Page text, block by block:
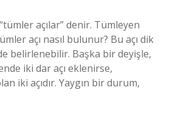
açılar” denir. Tümleyen
açı nasıl bulunur? Bu açı dik
belirlenebilir. Başka bir deyişle,
iki dar açı eklenirse,
iki açıdır. Yaygın bir durum,